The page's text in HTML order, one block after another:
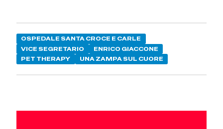
OSPEDALE SANTA CROCE E CARLE
VICE SEGRETARIO
ENRICO GIACCONE
PET THERAPY
UNA ZAMPA SUL CUORE